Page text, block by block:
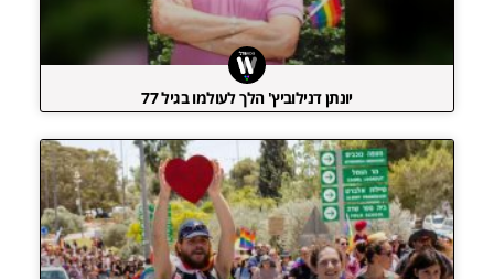
יונתן דנילוביץ' הלך לעולמו בגיל 77